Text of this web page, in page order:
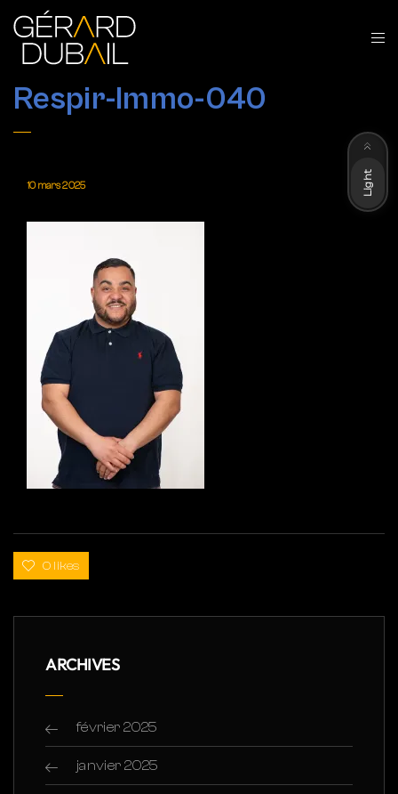
Respir-Immo-040
10 mars 2025
0 likes
ARCHIVES
février 2025
janvier 2025
Light
Dark